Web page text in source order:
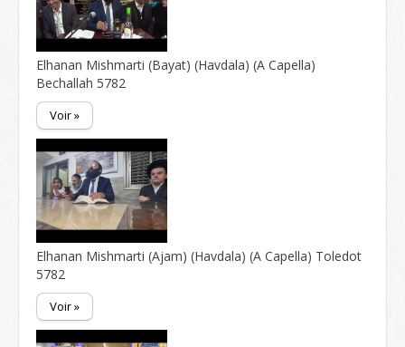
Elhanan Mishmarti (Bayat) (Havdala) (A Capella)
Bechallah 5782
Voir »
Elhanan Mishmarti (Ajam) (Havdala) (A Capella) Toledot
5782
Voir »